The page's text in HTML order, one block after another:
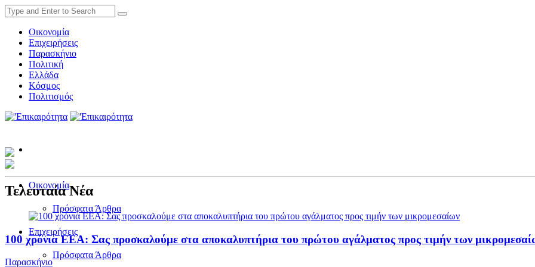
Οικονομία
Επιχειρήσεις
Παρασκήνιο
Πολιτική
Ελλάδα
Κόσμος
Πολιτισμός
Οικονομία
Πρόσφατα Άρθρα
Επιχειρήσεις
Πρόσφατα Άρθρα
Τελευταία Νέα
100 χρόνια ΕΕΑ: Σας προσκαλούμε στα αποκαλυπτήρια του πρώτου αγάλματος προς τιμήν των
Παρασκήνιο